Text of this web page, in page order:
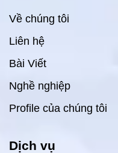
Về chúng tôi
Liên hệ
Bài Viết
Nghề nghiệp
Profile của chúng tôi
Dịch vụ